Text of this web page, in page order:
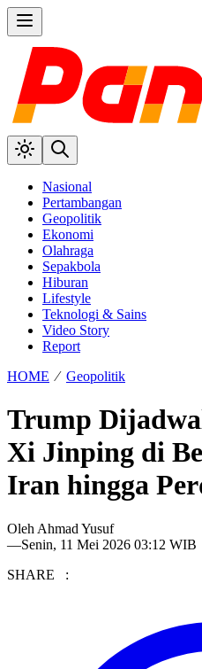
Nasional
Pertambangan
Geopolitik
Ekonomi
Olahraga
Sepakbola
Hiburan
Lifestyle
Teknologi & Sains
Video Story
Report
HOME ⁄ Geopolitik
Trump
Xi Jinping di
Iran hingga
Oleh Ahmad Yusuf
—Senin, 11 Mei 2026 03:12 WIB
SHARE :